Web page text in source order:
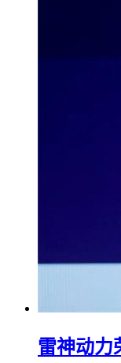
雷神动力